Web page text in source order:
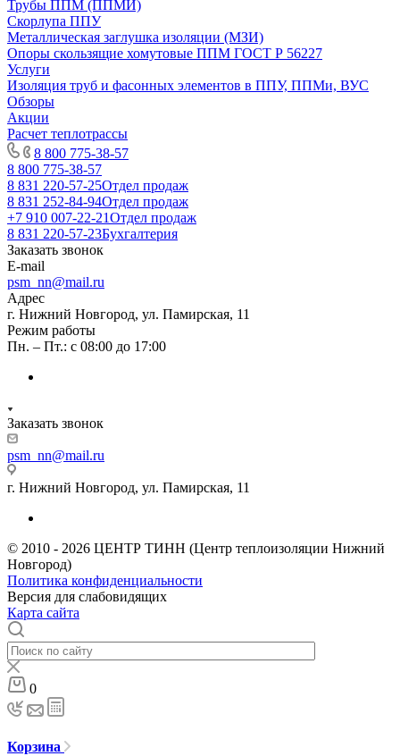
Трубы ППМ (ППМИ)
Скорлупа ППУ
Металлическая заглушка изоляции (МЗИ)
Опоры скользящие хомутовые ППМ ГОСТ Р 56227
Услуги
Изоляция труб и фасонных элементов в ППУ, ППМи, ВУС
Обзоры
Акции
Расчет теплотрассы
8 800 775-38-57
8 800 775-38-57
8 831 220-57-25Отдел продаж
8 831 252-84-94Отдел продаж
+7 910 007-22-21Отдел продаж
8 831 220-57-23Бухгалтерия
Заказать звонок
E-mail
psm_nn@mail.ru
Адрес
г. Нижний Новгород, ул. Памирская, 11
Режим работы
Пн. – Пт.: с 08:00 до 17:00
Заказать звонок
psm_nn@mail.ru
г. Нижний Новгород, ул. Памирская, 11
© 2010 - 2026 ЦЕНТР ТИНН (Центр теплоизоляции Нижний
Новгород)
Политика конфиденциальности
Версия для слабовидящих
Карта сайта
0
Корзина